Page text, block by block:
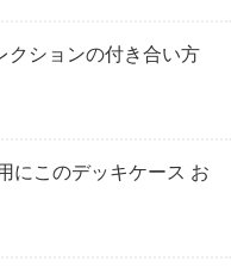
クションの付き合い方
にこのデッキケース お